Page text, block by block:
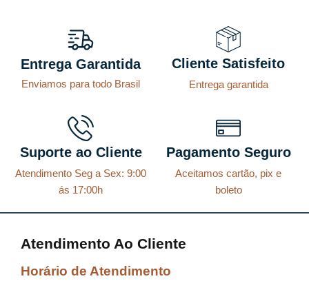
Entrega Garantida
Enviamos para todo Brasil
Cliente Satisfeito
Entrega garantida
Suporte ao Cliente
Atendimento Seg a Sex: 9:00
ás 17:00h
Pagamento Seguro
Aceitamos cartão, pix e
boleto
Atendimento Ao Cliente
Horário de Atendimento